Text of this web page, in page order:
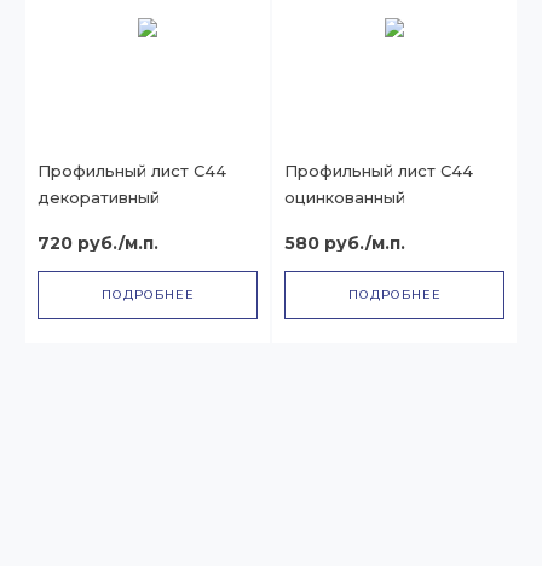
Профильный лист С44
декоративный
720 руб./м.п.
ПОДРОБНЕЕ
Профильный лист С44
оцинкованный
580 руб./м.п.
ПОДРОБНЕЕ